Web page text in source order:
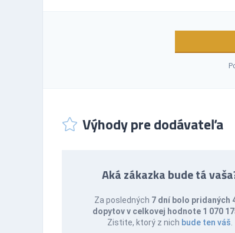
Výhody pre dodávateľa
Aká zákazka bude tá
Za posledných 7 dní bolo pridaných
dopytov v celkovej hodnote 1 070
Zistite, ktorý z nich bude ten váš